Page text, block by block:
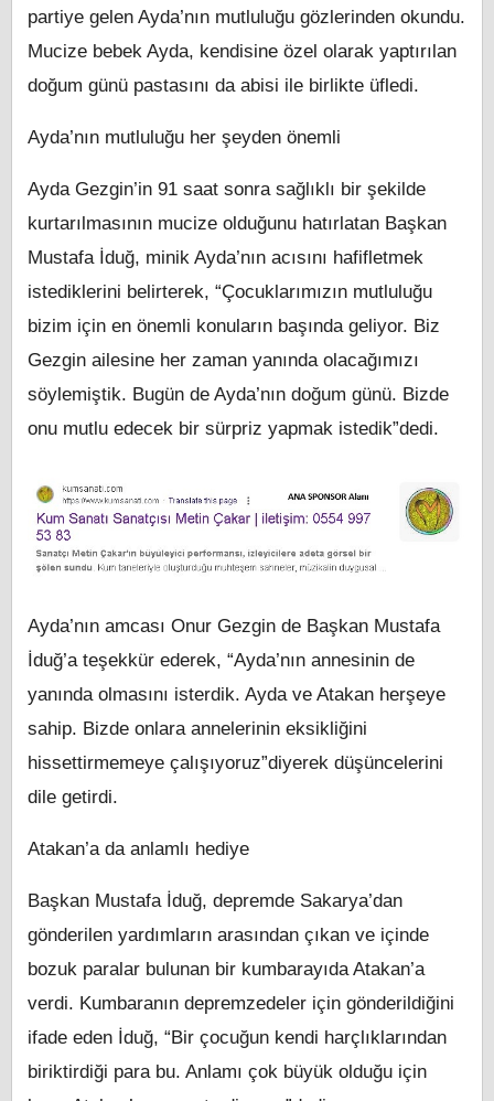
partiye gelen Ayda’nın mutluluğu gözlerinden okundu.
Mucize bebek Ayda, kendisine özel olarak yaptırılan
doğum günü pastasını da abisi ile birlikte üfledi.
Ayda’nın mutluluğu her şeyden önemli
Ayda Gezgin’in 91 saat sonra sağlıklı bir şekilde
kurtarılmasının mucize olduğunu hatırlatan Başkan
Mustafa İduğ, minik Ayda’nın acısını hafifletmek
istediklerini belirterek, “Çocuklarımızın mutluluğu
bizim için en önemli konuların başında geliyor. Biz
Gezgin ailesine her zaman yanında olacağımızı
söylemiştik. Bugün de Ayda’nın doğum günü. Bizde
onu mutlu edecek bir sürpriz yapmak istedik”dedi.
Ayda’nın amcası Onur Gezgin de Başkan Mustafa
İduğ’a teşekkür ederek, “Ayda’nın annesinin de
yanında olmasını isterdik. Ayda ve Atakan herşeye
sahip. Bizde onlara annelerinin eksikliğini
hissettirmemeye çalışıyoruz”diyerek düşüncelerini
dile getirdi.
Atakan’a da anlamlı hediye
Başkan Mustafa İduğ, depremde Sakarya’dan
gönderilen yardımların arasından çıkan ve içinde
bozuk paralar bulunan bir kumbarayıda Atakan’a
verdi. Kumbaranın depremzedeler için gönderildiğini
ifade eden İduğ, “Bir çocuğun kendi harçlıklarından
biriktirdiği para bu. Anlamı çok büyük olduğu için